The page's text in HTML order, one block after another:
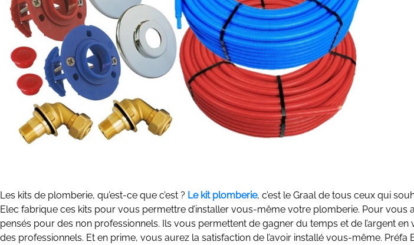
Les kits de plomberie, qu’est-ce que c’est ? Le kit plomberie, c’est le Graal de tous ceux qui
Elec fabrique ces kits pour vous permettre d’installer vous-même votre plomberie. Pour vous
pensés pour des non professionnels. Ils vous permettent de gagner du temps et de l’argent
des professionnels. Et en prime, vous aurez la satisfaction de l’avoir installé vous-même.